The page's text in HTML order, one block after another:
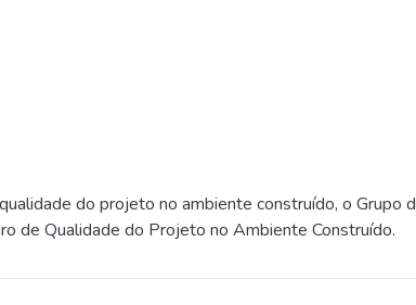
do projeto no ambiente construído, o Grupo
de Qualidade do Projeto no Ambiente Construído.